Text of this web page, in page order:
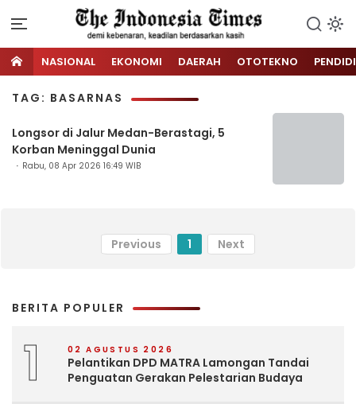
NASIONAL EKONOMI DAERAH OTOTEKNO
TAG: BASARNAS
Longsor di Jalur Medan-Berastagi, 5
Korban Meninggal Dunia
Rabu, 08 Apr 2026 16:49 WIB
Previous 1 Next
BERITA POPULER
1 02 AGUSTUS 2026
Pelantikan DPD MATRA Lamongan Tandai
Penguatan Gerakan Pelestarian Budaya